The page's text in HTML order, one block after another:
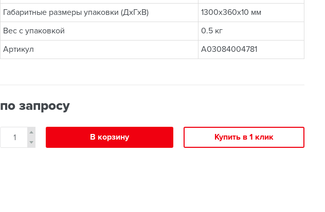
Габаритные размеры упаковки (ДхГхВ)
1300x360x10 мм
Вес с упаковкой
0.5 кг
Артикул
A03084004781
по запросу
В корзину Купить в 1 клик